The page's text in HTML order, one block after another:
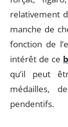
relativement
manche de
fonction de
intérêt de ce
qu’il peut
médailles,
pendentifs.